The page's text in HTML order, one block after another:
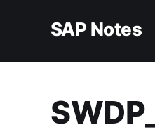
SAP Notes